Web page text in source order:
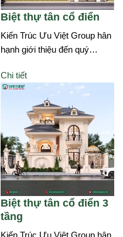
Biệt thự tân cổ điển
Kiến Trúc Ưu Việt Group hân
hạnh giới thiệu đến quý…
Chi tiết
Biệt thự tân cổ điển 3
tầng